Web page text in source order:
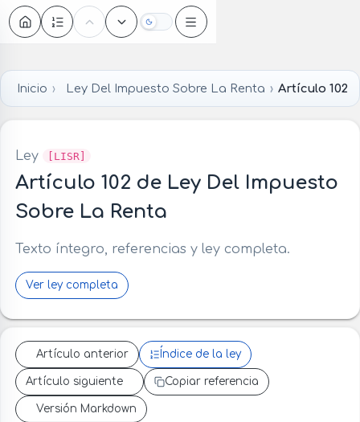
Oscuro
Inicio Ley Del Impuesto Sobre La Renta Artículo 102
Ley [LISR]
Artículo 102 de Ley Del Impuesto
Sobre La Renta
Texto íntegro, referencias y ley completa.
Ver ley completa
Artículo anterior Índice de la ley
Artículo siguiente Copiar referencia
Versión Markdown